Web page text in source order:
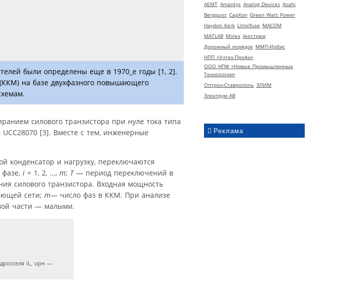
AEMT Amantys Analog Devices Asahi
Bergquist CapXon Green Watt Power
Haydon Kerk Littelfuse MACOM
MATLAB Molex Ангстрем
Дорожный порядок ММП-Ирбис
НПП «Учтех-Профи»
ООО НПФ «Новые Промышленные
Технологии»
Оптрон-Ставрополь ЭЛИМ
Электрум АВ
Реклама
были определены еще в 1970_е годы [1, 2].
на базе двухфазного повышающего
силового транзистора при нуле тока типа
[3]. Вместе с тем, инженерные
конденсатор и нагрузку, переключаются
i = 1, 2, …, m; T— период переключений в
силового транзистора. Входная мощность
сети; m— число фаз в ККМ. При анализе
части — малыми.
iL, uрн —